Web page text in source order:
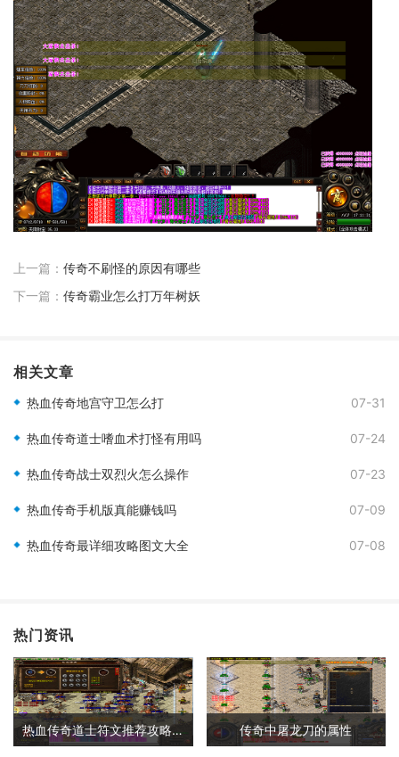
上一篇： 传奇不刷怪的原因有哪些
下一篇： 传奇霸业怎么打万年树妖
相关文章
热血传奇地宫守卫怎么打 07-31
热血传奇道士嗜血术打怪有用吗 07-24
热血传奇战士双烈火怎么操作 07-23
热血传奇手机版真能赚钱吗 07-09
热血传奇最详细攻略图文大全 07-08
热门资讯
热血传奇道士符文推荐攻略大全 传奇中屠龙刀的属性